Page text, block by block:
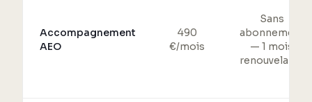
Accompagnement
AEO
490
€/mois
Sans
abonnement
— 1 mois
renouvelable